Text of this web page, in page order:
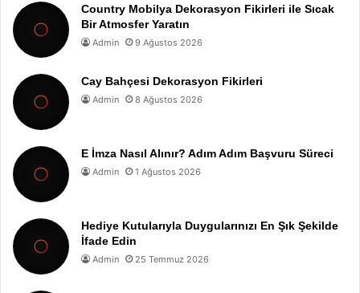
Country Mobilya Dekorasyon Fikirleri ile Sıcak
Bir Atmosfer Yaratın
Admin 9 Ağustos 2026
Cay Bahçesi Dekorasyon Fikirleri
Admin 8 Ağustos 2026
E İmza Nasıl Alınır? Adım Adım Başvuru Süreci
Admin 1 Ağustos 2026
Hediye Kutularıyla Duygularınızı En Şık Şekilde
İfade Edin
Admin 25 Temmuz 2026